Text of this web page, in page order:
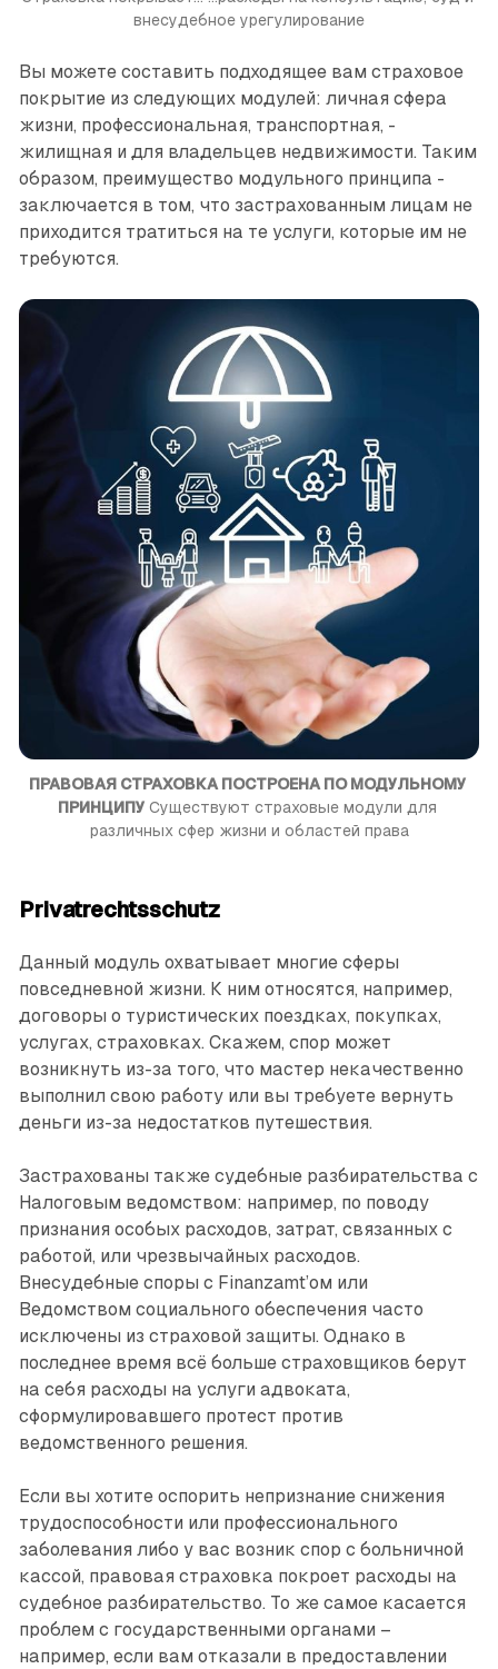
внесудебное урегулирование
Вы можете составить подходящее вам страховое
покрытие из следующих модулей: личная сфера
жизни, ­профессиональная, ­транспортная, ­
жилищная и для владельцев ­недвижимости. Таким
образом, ­преимущество модульного принципа ­
заключается в том, что ­застрахованным лицам не
приходится тратиться на те услуги, которые им не
требуются.
ПРАВОВАЯ СТРАХОВКА ПОСТРОЕНА ПО МОДУЛЬНОМУ
ПРИНЦИПУ Существуют страховые модули для
различных сфер жизни и областей права
Privatrechtsschutz
Данный модуль охватывает многие сферы
повседневной жизни. К ним относятся, например,
договоры о туристических поездках, покупках,
услугах, страховках. Скажем, спор может
возникнуть из-за того, что мастер некачественно
выполнил свою работу или вы требуете вернуть
деньги из-за недостатков путешествия.
Застрахованы также судебные разбирательства с
Налоговым ведомством: например, по поводу
признания особых расходов, затрат, связанных с
работой, или чрезвычайных расходов.
Внесудебные споры с Finanzamt’ом или
Ведомством социального обес­печения часто
исключены из страховой защиты. Однако в
последнее время всё больше страховщиков берут
на себя расходы на услуги адвоката,
сформулировавшего протест против
ведомственного решения.
Если вы хотите оспорить непризнание снижения
трудоспособности или профессионального
заболевания либо у вас возник спор с больничной
кассой, правовая страховка покроет расходы на
судебное разбирательство. То же самое касается
проблем с государственными органами –
например, если вам отказали в предоставлении